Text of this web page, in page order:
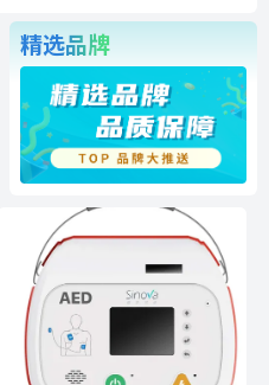
精选品牌